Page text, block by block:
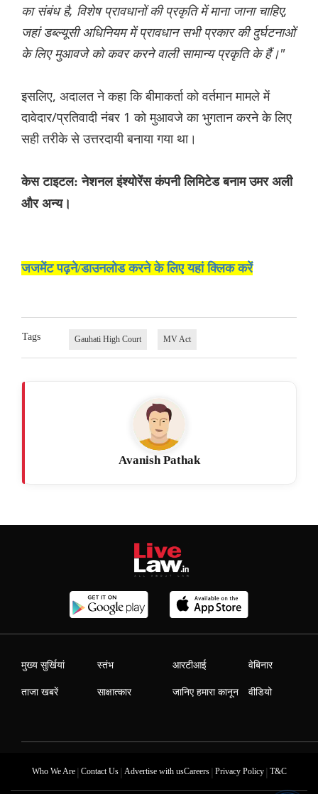
का संबंध है, विशेष प्रावधानों की प्रकृति में माना जाना चाहिए,
जहां डब्ल्यूसी अधिनियम में प्रावधान सभी प्रकार की दुर्घटनाओं
के लिए मुआवजे को कवर करने वाली सामान्य प्रकृति के हैं।"
इसलिए, अदालत ने कहा कि बीमाकर्ता को वर्तमान मामले में
दावेदार/प्रतिवादी नंबर 1 को मुआवजे का भुगतान करने के लिए
सही तरीके से उत्तरदायी बनाया गया था।
केस टाइटल: नेशनल इंश्योरेंस कंपनी लिमिटेड बनाम उमर अली
और अन्य।
जजमेंट पढ़ने/डाउनलोड करने के लिए यहां क्लिक करें
Tags Gauhati High Court MV Act
Avanish Pathak
मुख्य सुर्खियां
ताजा खबरें
स्तंभ
साक्षात्कार
आरटीआई
जानिए हमारा कानून
वेबिनार
वीडियो
Who We Are| Contact Us| Advertise with usCareers| Privacy Policy| T&C